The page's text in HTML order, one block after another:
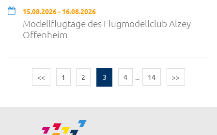
15.08.2026 - 16.08.2026
Modellflugtage des Flugmodellclub Alzey
Offenheim
<< 1 2 3 4 ... 14 >>